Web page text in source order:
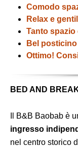
Comodo
Relax e
Tanto spazio
Bel
Ottimo!
BED AND
Il B&B Baobab è
ingresso
nel centro storico